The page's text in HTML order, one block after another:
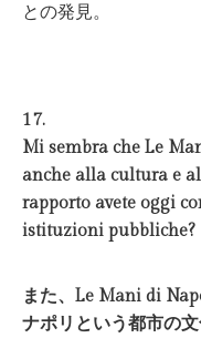
との発見。
17.
Mi sembra che Le
anche alla cultura e
rapporto avete oggi
istituzioni pubbliche?
また、Le Mani di
ナポリという都市の